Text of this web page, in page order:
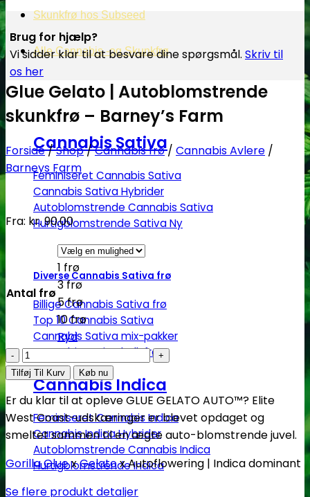
Skunkfrø hos Subseed
Alle Cannabis -og Skunkfrø
Cannabis Sativa
Feminiseret Cannabis Sativa
Cannabis Sativa Hybrider
Autoblomstrende Cannabis Sativa
Hurtigblomstrende Sativa
Diverse Cannabis Sativa frø
Billige Cannabis Sativa frø
Top 10 Cannabis Sativa
Cannabis Sativa mix-pakker
Cannabis Sativa bulk frø
Cannabis Indica
Feminiseret Cannabis Indica
Cannabis Indica Hybrider
Autoblomstrende Cannabis Indica
Hurtigblomstrende Indica
Brug for hjælp?
Vi sidder klar til at besvare dine spørgsmål. Skriv til
os her
Glue Gelato | Autoblomstrende
skunkfrø – Barney’s Farm
Forside/Shop/Cannabis frø / Cannabis Avlere /
Barneys Farm
Fra: kr.90.00
Antal frø
1 frø
3 frø
5 frø
10 frø
Ryd
Glue
Gelato
Autoblomstrende
skunkfrø
-
Barney's
Farm
antal
Tilføj Til Kurv Køb nu
Er du klar til at opleve GLUE GELATO AUTO™? Elite
West Coast-udskæringer er blevet opdaget og
smeltet sammen til en ægte auto-blomstrende juvel.
Gorilla GluexGelatox Autoflowering | Indica dominant
Se flere produkt detaljer